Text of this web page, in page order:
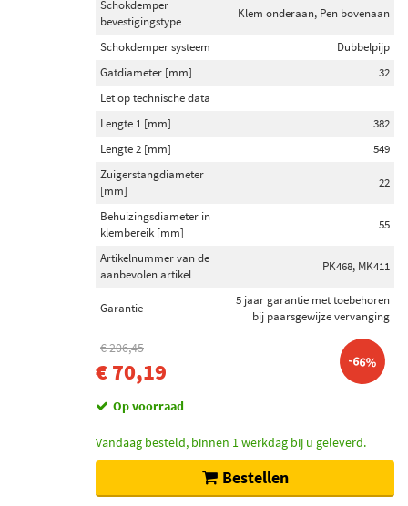
Schokdemper
bevestigingstype
Klem onderaan, Pen bovenaan
Schokdemper systeem
Dubbelpijp
Gatdiameter [mm]
32
Let op technische data
Lengte 1 [mm]
382
Lengte 2 [mm]
549
Zuigerstangdiameter
[mm]
22
Behuizingsdiameter in
klembereik [mm]
55
Artikelnummer van de
aanbevolen artikel
PK468, MK411
Garantie
5 jaar garantie met toebehoren
bij paarsgewijze vervanging
€ 206,45
€ 70,19 -66%
Op voorraad
Vandaag besteld, binnen 1 werkdag bij u geleverd.
Bestellen